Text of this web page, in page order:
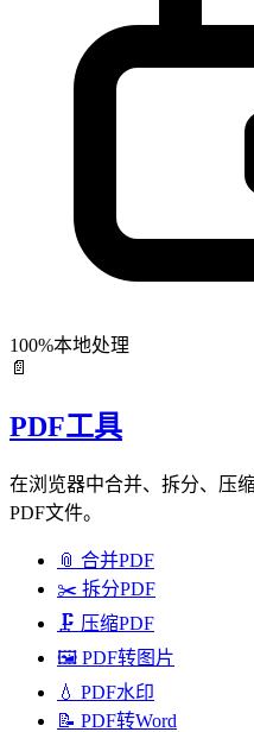
100%本地处理
📄
PDF工具
在浏览器中合并、拆分、压
PDF文件。
📎 合并PDF
✂️ 拆分PDF
🗜️ 压缩PDF
🖼️ PDF转图片
💧 PDF水印
📝 PDF转Word